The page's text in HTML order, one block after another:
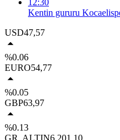
12:30
Kentin gururu
USD47,57
%0.06
EURO54,77
%0.05
GBP63,97
%0.13
GR. ALTIN6.201,10